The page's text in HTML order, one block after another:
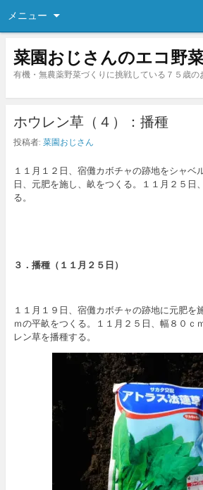
メニュー
菜園おじさんのエコ野
有機・無農薬野菜づくりに挑戦している７５歳の
ホウレン草（４）：播種
投稿者: 菜園おじさん
１１月１２日、宿儺カボチャの跡地をシャベ
日、元肥を施し、畝をつくる。１１月２５日
る。
３．播種（１１月２５日）
１１月１９日、宿儺カボチャの跡地に元肥を
ｍの平畝をつくる。１１月２５日、幅８０ｃ
レン草を播種する。